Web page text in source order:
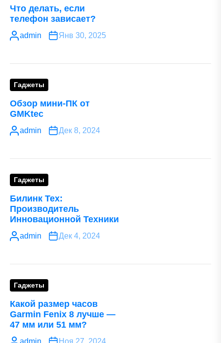
Что делать, если
телефон зависает?
admin Янв 30, 2025
Гаджеты
Обзор мини-ПК от
GMKtec
admin Дек 8, 2024
Гаджеты
Билинк Тех:
Производитель
Инновационной Техники
admin Дек 4, 2024
Гаджеты
Какой размер часов
Garmin Fenix 8 лучше —
47 мм или 51 мм?
admin Ноя 27, 2024